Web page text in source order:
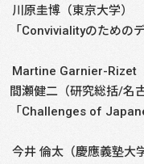
原圭博（東京大学）
のためのデザ
Martine Garnier-Rizet
研究総括/名古屋
of Japanese-
井 倫太（慶應義塾大学